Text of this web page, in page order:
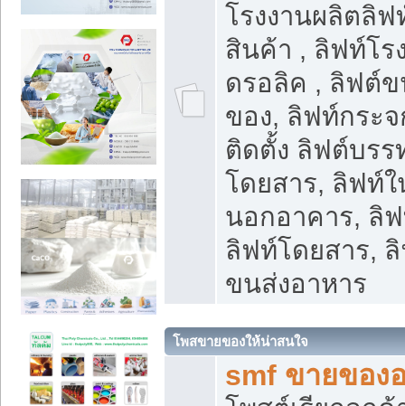
โรงงานผลิตลิ
สินค้า , ลิฟท์โร
ดรอลิค , ลิฟต์
ของ, ลิฟท์กระ
ติดตั้ง ลิฟต์บร
โดยสาร, ลิฟท์
นอกอาคาร, ลิ
ลิฟท์โดยสาร,
ขนส่งอาหาร
โพสขายของให้น่าสนใจ
smf ขายของ